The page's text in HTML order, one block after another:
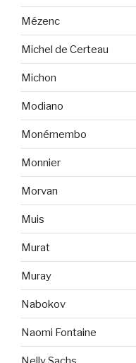
Mézenc
Michel de Certeau
Michon
Modiano
Monémembo
Monnier
Morvan
Muis
Murat
Muray
Nabokov
Naomi Fontaine